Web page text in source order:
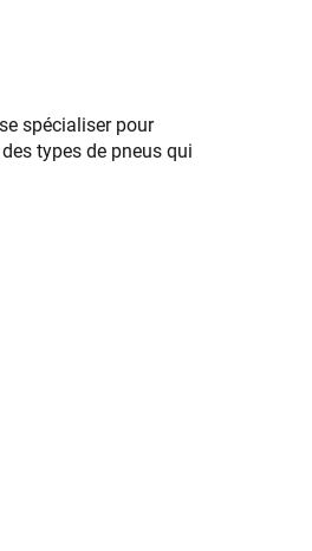
spécialiser pour
types de pneus qui